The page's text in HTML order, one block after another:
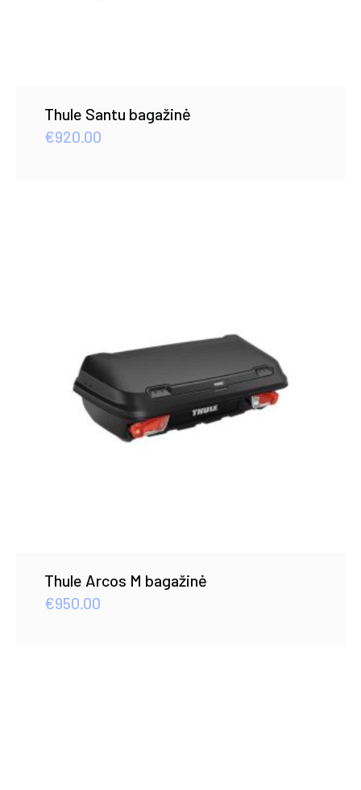
Thule Santu bagažinė
€920.00
Thule Arcos M bagažinė
€950.00